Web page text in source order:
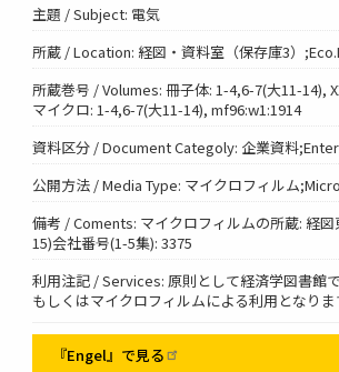
主題 / Subject: 電気
所蔵 / Location: 経図・資料室（保存庫3）
所蔵巻号 / Volumes: 冊子体: 1-4,6-7(大11-14),
マイクロ: 1-4,6-7(大11-14), mf96:w1:1914
資料区分 / Document Categoly: 企業資料
公開方法 / Media Type: マイクロフィルム
備考 / Coments: マイクロフィルムの所蔵: 経
15)会社番号(1-5集): 3375
利用注記 / Services: 原則として経済学図書館
もしくはマイクロフィルムによる利用となりま
『Engel』で見る